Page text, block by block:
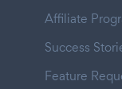
Affiliate
Success
Feature